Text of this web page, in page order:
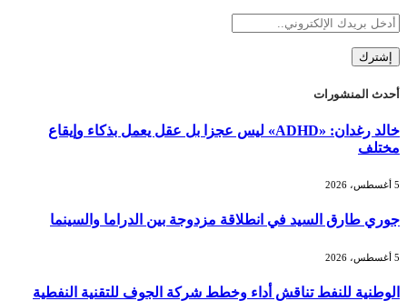
أحدث المنشورات
خالد رغدان: «ADHD» ليس عجزا بل عقل يعمل بذكاء وإيقاع
مختلف
جوري طارق السيد في انطلاقة مزدوجة بين الدراما والسينما
الوطنية للنفط تناقش أداء وخطط شركة الجوف للتقنية النفطية